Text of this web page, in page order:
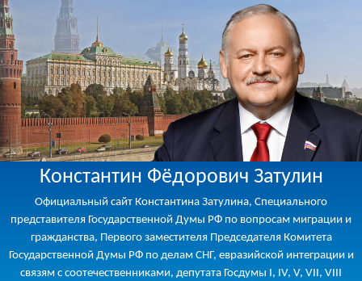
Константин Фёдорович Затулин
Официальный сайт Константина Затулина, Специального
представителя Государственной Думы РФ по вопросам миграции и
гражданства, Первого заместителя Председателя Комитета
Государственной Думы РФ по делам СНГ, евразийской интеграции и
связям с соотечественниками, депутата Госдумы I, IV, V, VII, VIII